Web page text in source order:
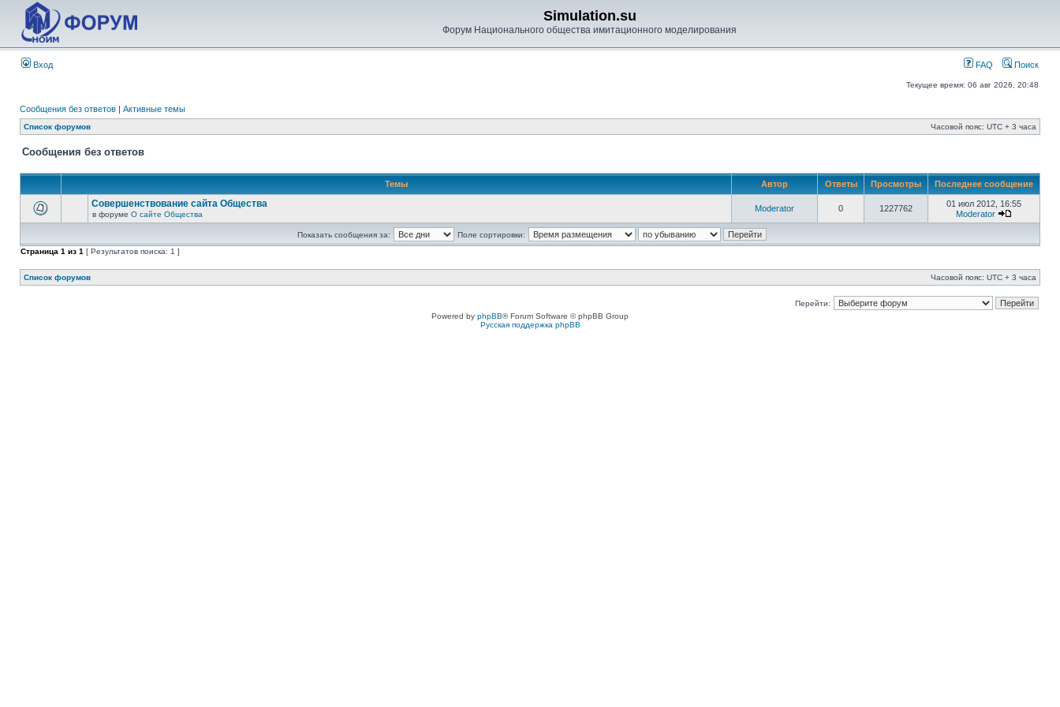
Simulation.su
Форум Национального общества имитационного моделирования
Вход FAQ Поиск
Текущее время: 06 авг 2026, 20:48
Сообщения без ответов | Активные темы
Список форумов Часовой пояс: UTC + 3 часа
Сообщения без ответов
Темы Автор Ответы Просмотры Последнее сообщение
Совершенствование сайта Общества
в форуме О сайте Общества
Moderator 0 1227762
01 июл 2012, 16:55
Moderator
Показать сообщения за:
Поле сортировки:
Страница 1 из 1 [ Результатов поиска: 1 ]
Список форумов Часовой пояс: UTC + 3 часа
Перейти:
Powered by phpBB® Forum Software © phpBB Group
Русская поддержка phpBB